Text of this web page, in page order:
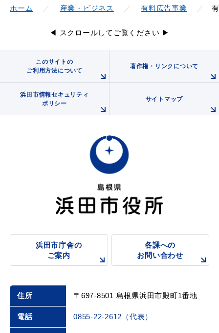
目的から探す
ごみ・リサイクル 支援・助成制度
防災・消防
公共交通・
ホーム 産業・ビジネス 有料広告事業
◀ スクロールしてご覧ください ▶
このサイトの
ご利用方法について
著作権・リンクについて
浜田市情報セキュリティ
ポリシー
サイトマップ
浜田市庁舎の
ご案内
各課への
お問い合わせ
住所 〒697-8501 島根県浜田市殿町1番地
電話 0855-22-2612（代表）